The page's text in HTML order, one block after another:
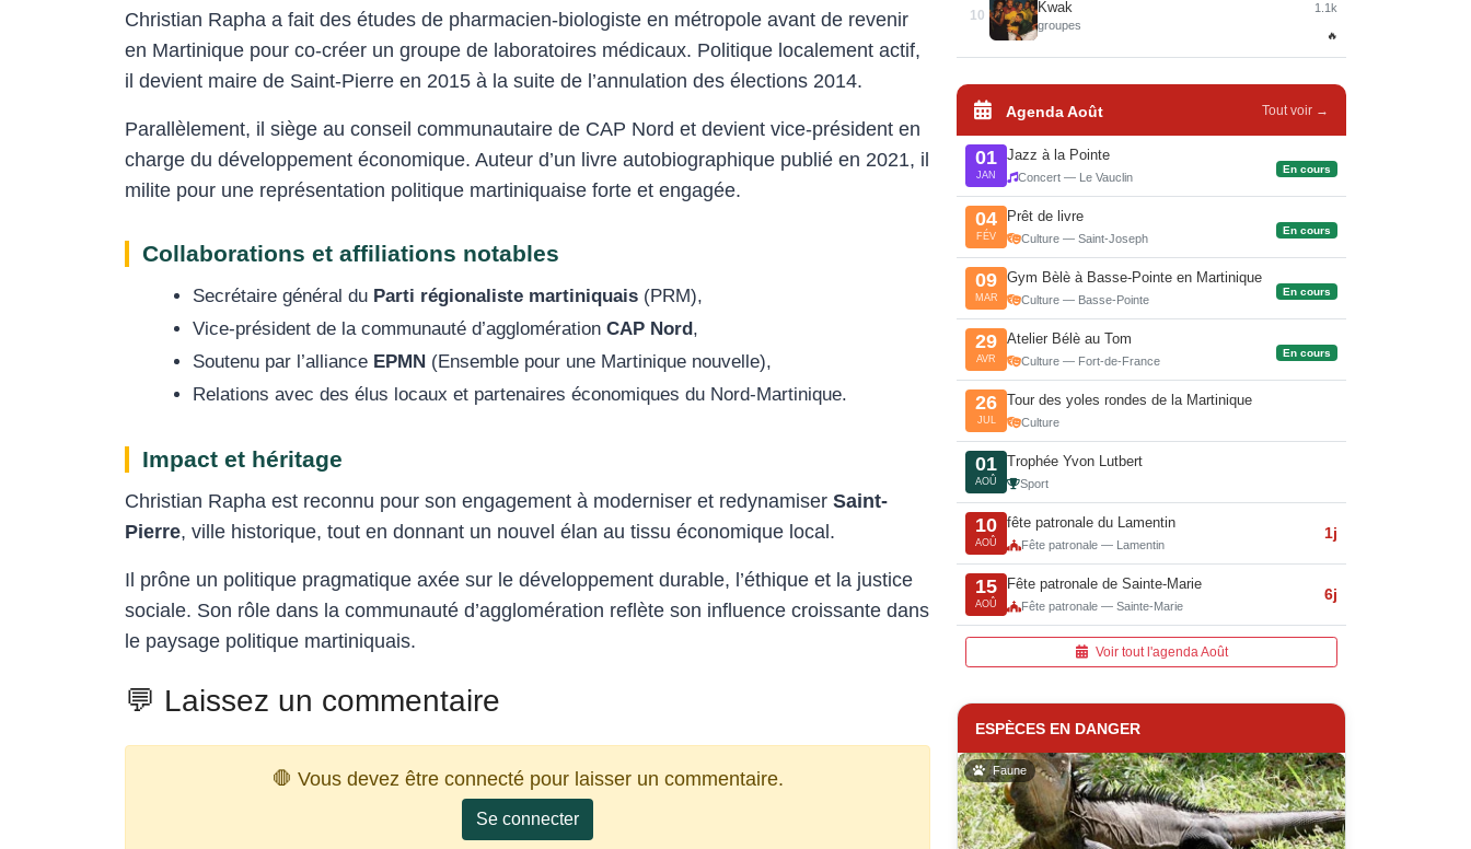
Christian Rapha a fait des études de pharmacien-biologiste en métropole avant de revenir
en Martinique pour co-créer un groupe de laboratoires médicaux. Politique localement actif,
il devient maire de Saint-Pierre en 2015 à la suite de l’annulation des élections 2014.
Parallèlement, il siège au conseil communautaire de CAP Nord et devient vice-président en
charge du développement économique. Auteur d’un livre autobiographique publié en 2021, il
milite pour une représentation politique martiniquaise forte et engagée.
Collaborations et affiliations notables
Secrétaire général du Parti régionaliste martiniquais (PRM),
Vice-président de la communauté d’agglomération CAP Nord,
Soutenu par l’alliance EPMN (Ensemble pour une Martinique nouvelle),
Relations avec des élus locaux et partenaires économiques du Nord-Martinique.
Impact et héritage
Christian Rapha est reconnu pour son engagement à moderniser et redynamiser Saint-
Pierre, ville historique, tout en donnant un nouvel élan au tissu économique local.
Il prône un politique pragmatique axée sur le développement durable, l’éthique et la justice
sociale. Son rôle dans la communauté d’agglomération reflète son influence croissante dans
le paysage politique martiniquais.
💬 Laissez un commentaire
🛑 Vous devez être connecté pour laisser un commentaire.
Se connecter
10
Kwak
groupes
1.1k
🔥
Agenda Août Tout voir →
01
JAN
Jazz à la Pointe
Concert — Le Vauclin
En cours
04
FÉV
Prêt de livre
Culture — Saint-Joseph
En cours
09
MAR
Gym Bèlè à Basse-Pointe en Martinique
Culture — Basse-Pointe
En cours
29
AVR
Atelier Bélè au Tom
Culture — Fort-de-France
En cours
26
JUL
Tour des yoles rondes de la Martinique
Culture
01
AOÛ
Trophée Yvon Lutbert
Sport
10
AOÛ
fête patronale du Lamentin
Fête patronale — Lamentin
1j
15
AOÛ
Fête patronale de Sainte-Marie
Fête patronale — Sainte-Marie
6j
Voir tout l'agenda Août
ESPÈCES EN DANGER
Faune